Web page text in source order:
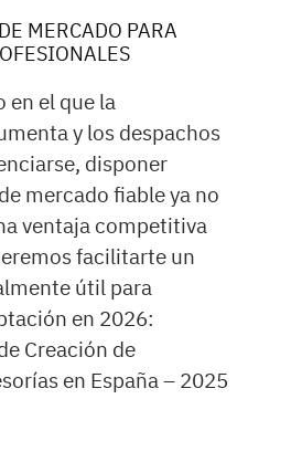
MERCADO PARA
en el que la
y los despachos
disponer
mercado fiable ya no
ventaja competitiva
facilitarte un
útil para
en 2026:
Creación de
en España – 2025